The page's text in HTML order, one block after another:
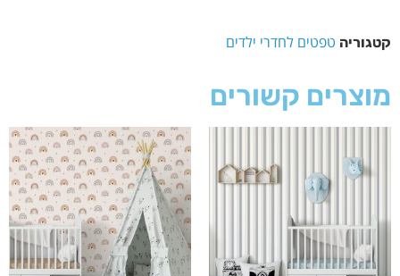
קטגוריה טפטים לחדרי ילדים
מוצרים קשורים